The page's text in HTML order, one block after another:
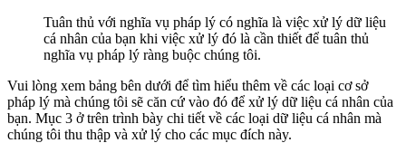
Tuân thủ với nghĩa vụ pháp lý có nghĩa là việc xử lý dữ liệu
cá nhân của bạn khi việc xử lý đó là cần thiết để tuân thủ
nghĩa vụ pháp lý ràng buộc chúng tôi.
Vui lòng xem bảng bên dưới để tìm hiểu thêm về các loại cơ sở
pháp lý mà chúng tôi sẽ căn cứ vào đó để xử lý dữ liệu cá nhân của
bạn. Mục 3 ở trên trình bày chi tiết về các loại dữ liệu cá nhân mà
chúng tôi thu thập và xử lý cho các mục đích này.